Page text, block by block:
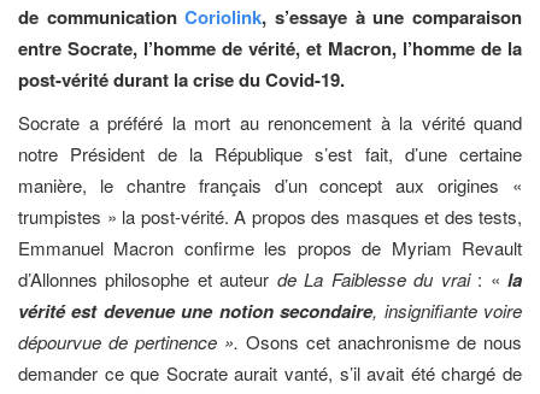
de communicationCoriolink, s’essaye à une comparaison
entre Socrate, l’homme de vérité, et Macron, l’homme de la
post-vérité durant la crise du Covid-19.
Socrate a préféré la mort au renoncement à la vérité quand
notre Président de la République s’est fait, d’une certaine
manière, le chantre français d’un concept aux origines «
trumpistes » la post-vérité. A propos des masques et des tests,
Emmanuel Macron confirme les propos de Myriam Revault
d’Allonnes philosophe et auteur de La Faiblesse du vrai: «la
vérité est devenue une notion secondaire, insignifiante voire
dépourvue de pertinence ». Osons cet anachronisme de nous
demander ce que Socrate aurait vanté, s’il avait été chargé de